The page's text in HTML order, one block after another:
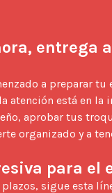
entrega
atención está en
aprobar tus
organizado y a
para el
plazos, sigue esta